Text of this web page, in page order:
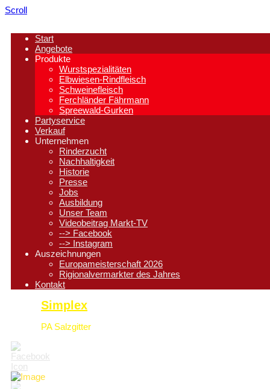
Scroll
Start
Angebote
Produkte
Wurstspezialitäten
Elbwiesen-Rindfleisch
Schweinefleisch
Ferchländer Fährmann
Spreewald-Gurken
Partyservice
Verkauf
Unternehmen
Rinderzucht
Nachhaltigkeit
Historie
Presse
Jobs
Ausbildung
Unser Team
Videobeitrag Markt-TV
--> Facebook
--> Instagram
Auszeichnungen
Europameisterschaft 2026
Rigionalvermarkter des Jahres
Kontakt
Simplex
PA Salzgitter